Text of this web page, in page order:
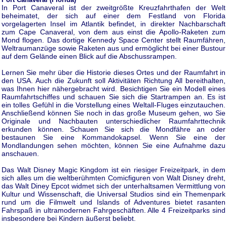
In Port Canaveral ist der zweitgrößte Kreuzfahrthafen der Welt
beheimatet, der sich auf einer dem Festland von Florida
vorgelagerten Insel im Atlantik befindet, in direkter Nachbarschaft
zum Cape Canaveral, von dem aus einst die Apollo-Raketen zum
Mond flogen. Das dortige Kennedy Space Center stellt Raumfähren,
Weltraumanzüge sowie Raketen aus und ermöglicht bei einer Bustour
auf dem Gelände einen Blick auf die Abschussrampen.
Lernen Sie mehr über die Historie dieses Ortes und der Raumfahrt in
den USA. Auch die Zukunft soll Aktivitäten Richtung All bereithalten,
was Ihnen hier nähergebracht wird. Besichtigen Sie ein Modell eines
Raumfahrtschiffes und schauen Sie sich die Startrampen an. Es ist
ein tolles Gefühl in die Vorstellung eines Weltall-Fluges einzutauchen.
Anschließend können Sie noch in das große Museum gehen, wo Sie
Originale und Nachbauten unterschiedlicher Raumfahrttechnik
erkunden können. Schauen Sie sich die Mondfähre an oder
bestaunen Sie eine Kommandokapsel. Wenn Sie eine der
Mondlandungen sehen möchten, können Sie eine Aufnahme dazu
anschauen.
Das Walt Disney Magic Kingdom ist ein riesiger Freizeitpark, in dem
sich alles um die weltberühmten Comicfiguren von Walt Disney dreht,
das Walt Diney Epcot widmet sich der unterhaltsamen Vermittlung von
Kultur und Wissenschaft, die Universal Studios sind ein Themenpark
rund um die Filmwelt und Islands of Adventures bietet rasanten
Fahrspaß in ultramodernen Fahrgeschäften. Alle 4 Freizeitparks sind
insbesondere bei Kindern äußerst beliebt.